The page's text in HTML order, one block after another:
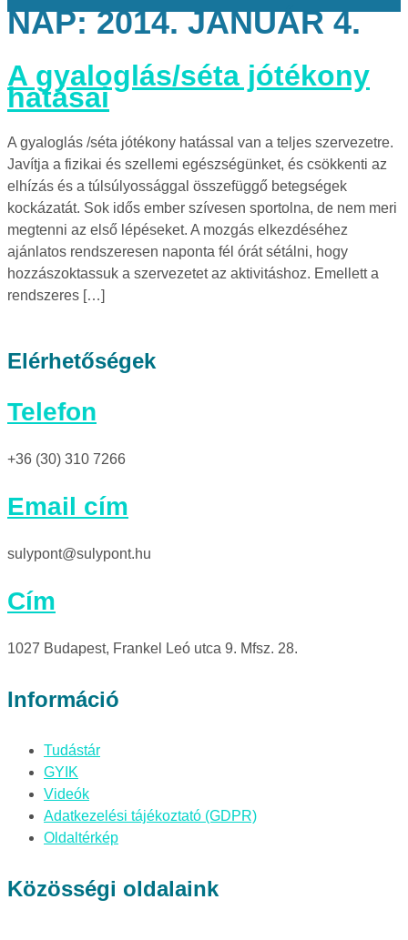
NAP:2014. JANUÁR 4.
A gyaloglás/séta jótékony
hatásai
A gyaloglás /séta jótékony hatással van a teljes szervezetre.
Javítja a fizikai és szellemi egészségünket, és csökkenti az
elhízás és a túlsúlyossággal összefüggő betegségek
kockázatát. Sok idős ember szívesen sportolna, de nem meri
megtenni az első lépéseket. A mozgás elkezdéséhez
ajánlatos rendszeresen naponta fél órát sétálni, hogy
hozzászoktassuk a szervezetet az aktivitáshoz. Emellett a
rendszeres […]
Elérhetőségek
Telefon
+36 (30) 310 7266
Email cím
sulypont@sulypont.hu
Cím
1027 Budapest, Frankel Leó utca 9. Mfsz. 28.
Információ
Tudástár
GYIK
Videók
Adatkezelési tájékoztató (GDPR)
Oldaltérkép
Közösségi oldalaink